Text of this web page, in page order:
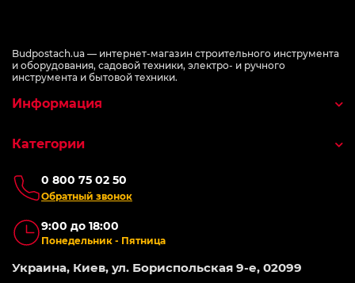
Budpostach.ua — интернет-магазин строительного инструмента
и оборудования, садовой техники, электро- и ручного
инструмента и бытовой техники.
0 800 75 02 50
Обратный звонок
9:00 до 18:00
Понедельник - Пятница
Украина, Киев, ул. Бориспольская 9-е, 02099
Информация
Категории